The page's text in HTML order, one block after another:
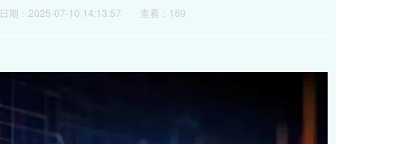
日期：2025-07-10 14:13:57 查看：169